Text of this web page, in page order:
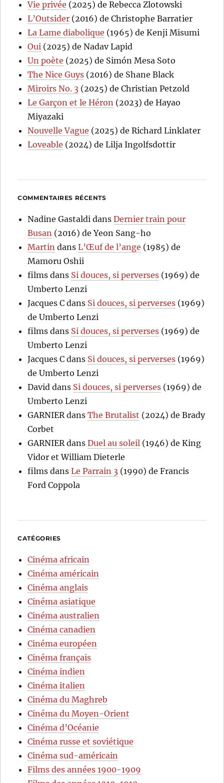
Vie privée (2025) de Rebecca Zlotowski
L’Outsider (2016) de Christophe Barratier
La Lame diabolique (1965) de Kenji Misumi
Oui (2025) de Nadav Lapid
Un poète (2025) de Simón Mesa Soto
The Nice Guys (2016) de Shane Black
Miroirs No. 3 (2025) de Christian Petzold
Le Garçon et le Héron (2023) de Hayao
Miyazaki
Nouvelle Vague (2025) de Richard Linklater
Loveable (2024) de Lilja Ingolfsdottir
COMMENTAIRES RÉCENTS
Nadine Gastaldi dansDernier train pour
Busan (2016) de Yeon Sang-ho
Martin dansL’Œuf de l’ange (1985) de
Mamoru Oshii
films dans Si douces, si perverses (1969) de
Umberto Lenzi
Jacques C dans Si douces, si perverses (1969)
de Umberto Lenzi
films dans Si douces, si perverses (1969) de
Umberto Lenzi
Jacques C dans Si douces, si perverses (1969)
de Umberto Lenzi
David dans Si douces, si perverses (1969) de
Umberto Lenzi
GARNIER dansThe Brutalist (2024) de Brady
Corbet
GARNIER dansDuel au soleil (1946) de King
Vidor et William Dieterle
films dansLe Parrain 3 (1990) de Francis
Ford Coppola
CATÉGORIES
Cinéma africain
Cinéma américain
Cinéma anglais
Cinéma asiatique
Cinéma australien
Cinéma canadien
Cinéma européen
Cinéma français
Cinéma indien
Cinéma italien
Cinéma du Maghreb
Cinéma du Moyen-Orient
Cinéma d’Océanie
Cinéma russe et soviétique
Cinéma sud-américain
Films des années 1900-1909